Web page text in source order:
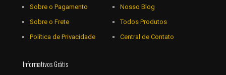
Sobre o Pagamento
Sobre o Frete
Política de Privacidade
Nosso Blog
Todos Produtos
Central de Contato
Informativos Grátis